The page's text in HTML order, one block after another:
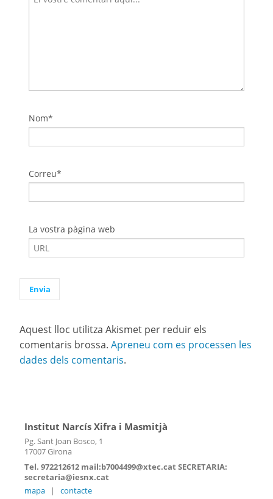
Nom*
Correu*
La vostra pàgina web
Aquest lloc utilitza Akismet per reduir els
comentaris brossa. Apreneu com es processen les
dades dels comentaris.
Institut Narcís Xifra i Masmitjà
Pg. Sant Joan Bosco, 1
17007 Girona
Tel. 972212612 mail:b7004499@xtec.cat SECRETARIA:
secretaria@iesnx.cat
mapa
| contacte